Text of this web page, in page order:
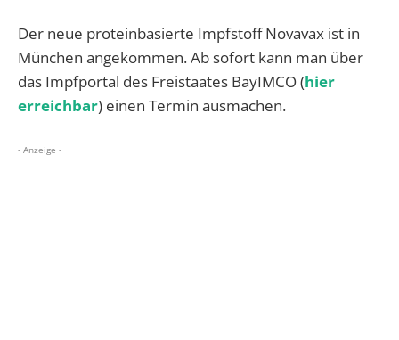
Der neue proteinbasierte Impfstoff Novavax ist in
München angekommen. Ab sofort kann man über
das Impfportal des Freistaates BayIMCO (hier
erreichbar) einen Termin ausmachen.
- Anzeige -